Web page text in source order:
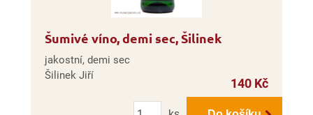
Šumivé víno, demi sec, Šilinek
jakostní, demi sec
Šilinek Jiří
140 Kč
Počet